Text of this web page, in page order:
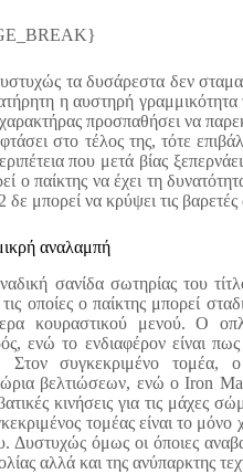
τα δυσάρεστα δεν
η αυστηρή
προσπαθήσει να
στο τέλος της, τότε
που μετά βίας
ο παίκτης να έχει τη
δε μπορεί να κρύψει τις
αναλαμπή
σανίδα σωτηρίας του
οποίες ο παίκτης μπορεί
κουραστικού μενού. Ο
ενώ το ενδιαφέρον είναι
Στον συγκεκριμένο τομέα,
βελτιώσεων, ενώ ο Iron
κινήσεις για τις μάχες
τομέας είναι το μόνο
Δυστυχώς όμως οι όποιες
αλλά και της ανύπαρκτης